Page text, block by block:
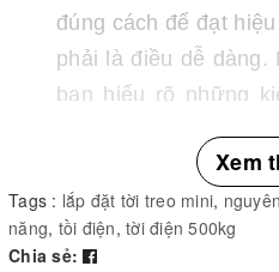
đúng cách để đạt
phải là điều dễ
bạn hiểu rõ những
dụng tời điện nhé.
Lưu ý trước khi tiến hành
Nguyên tắc tuyệt đối khi
Xem
Tags : lắp đặt tời treo mini,
năng, tồi điện, tời điện 500kg
Chia sẻ: